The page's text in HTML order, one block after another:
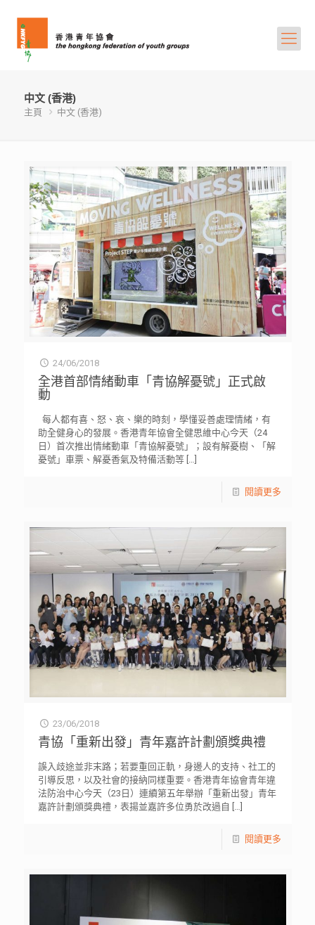
中文 (香港)
主頁 中文 (香港)
24/06/2018
全港首部情緒動車「青協解憂號」正式啟
動
每人都有喜、怒、哀、樂的時刻，學懂妥善處理情緒，有
助全健身心的發展。香港青年協會全健思維中心今天（24
日）首次推出情緒動車「青協解憂號」；設有解憂樹、「解
憂號」車票、解憂香氣及特備活動等[…]
閱讀更多
23/06/2018
青協「重新出發」青年嘉許計劃頒獎典禮
誤入歧途並非末路；若要重回正軌，身邊人的支持、社工的
引導反思，以及社會的接納同樣重要。香港青年協會青年違
法防治中心今天（23日）連續第五年舉辦「重新出發」青年
嘉許計劃頒獎典禮，表揚並嘉許多位勇於改過自 […]
閱讀更多